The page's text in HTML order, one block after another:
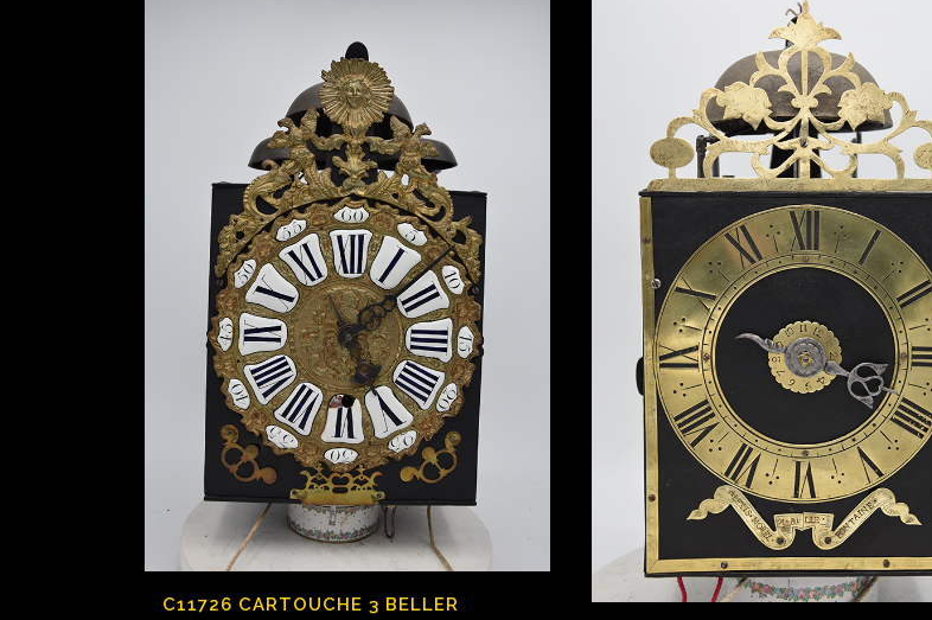
C11726 CARTOUCHE 3 BELLER